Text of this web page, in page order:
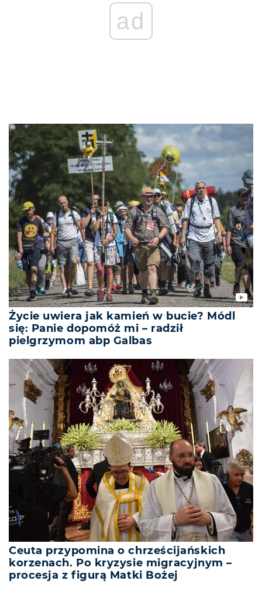
ad
Życie uwiera jak kamień w bucie? Módl
się: Panie dopomóż mi – radził
pielgrzymom abp Galbas
Ceuta przypomina o chrześcijańskich
korzenach. Po kryzysie migracyjnym –
procesja z figurą Matki Bożej